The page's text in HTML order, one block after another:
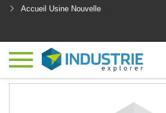
Accueil Usine Nouvelle